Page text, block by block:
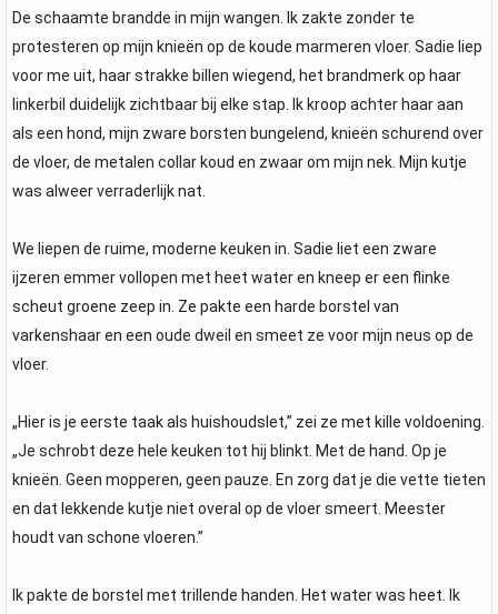
De schaamte brandde in mijn wangen. Ik zakte zonder te
protesteren op mijn knieën op de koude marmeren vloer. Sadie liep
voor me uit, haar strakke billen wiegend, het brandmerk op haar
linkerbil duidelijk zichtbaar bij elke stap. Ik kroop achter haar aan
als een hond, mijn zware borsten bungelend, knieën schurend over
de vloer, de metalen collar koud en zwaar om mijn nek. Mijn kutje
was alweer verraderlijk nat.
We liepen de ruime, moderne keuken in. Sadie liet een zware
ijzeren emmer vollopen met heet water en kneep er een flinke
scheut groene zeep in. Ze pakte een harde borstel van
varkenshaar en een oude dweil en smeet ze voor mijn neus op de
vloer.
„Hier is je eerste taak als huishoudslet,” zei ze met kille voldoening.
„Je schrobt deze hele keuken tot hij blinkt. Met de hand. Op je
knieën. Geen mopperen, geen pauze. En zorg dat je die vette tieten
en dat lekkende kutje niet overal op de vloer smeert. Meester
houdt van schone vloeren.”
Ik pakte de borstel met trillende handen. Het water was heet. Ik